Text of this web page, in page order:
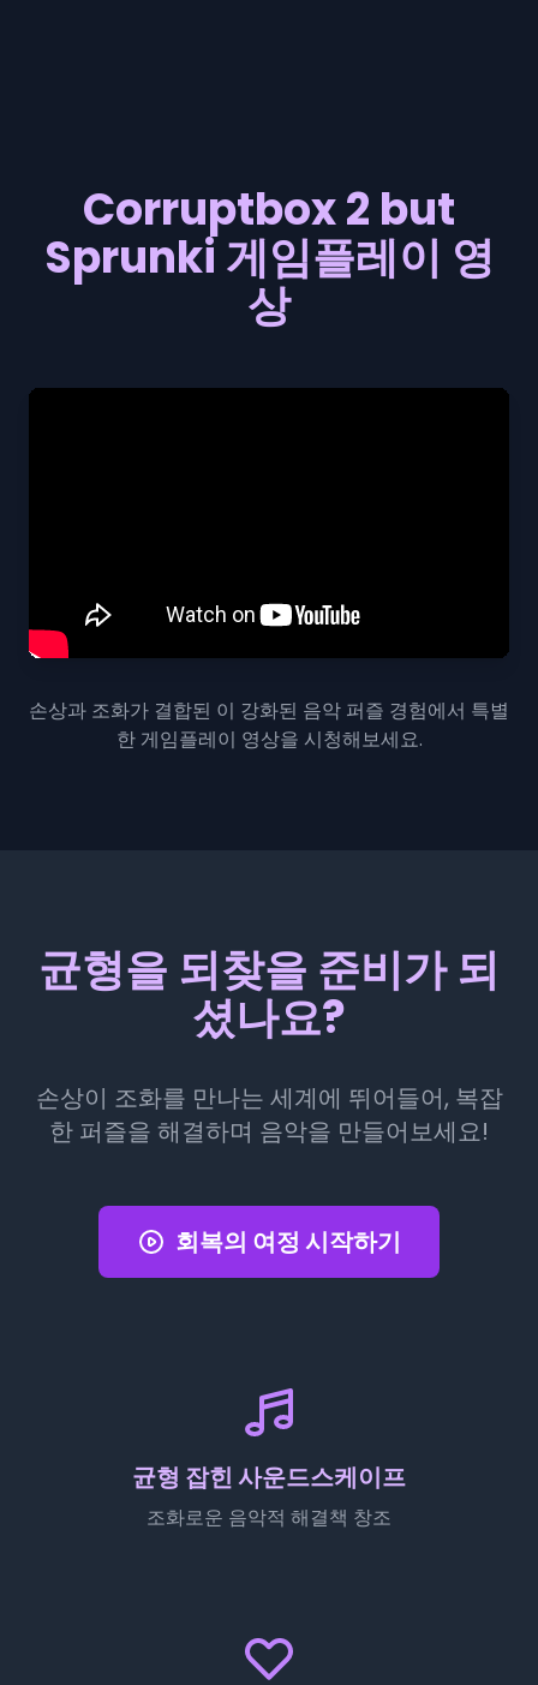
Corruptbox 2 but
Sprunki 게임플레이 영
상
손상과 조화가 결합된 이 강화된 음악 퍼즐 경험에서 특별
한 게임플레이 영상을 시청해보세요.
균형을 되찾을 준비가 되
셨나요?
손상이 조화를 만나는 세계에 뛰어들어, 복잡
한 퍼즐을 해결하며 음악을 만들어보세요!
회복의 여정 시작하기
균형 잡힌 사운드스케이프
조화로운 음악적 해결책 창조